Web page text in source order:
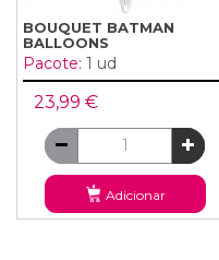
BOUQUET BATMAN
BALLOONS
Pacote: 1 ud
23,99 €
Adicionar